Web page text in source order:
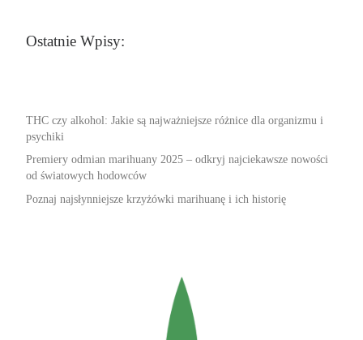
Ostatnie Wpisy:
THC czy alkohol: Jakie są najważniejsze różnice dla organizmu i
psychiki
Premiery odmian marihuany 2025 – odkryj najciekawsze nowości
od światowych hodowców
Poznaj najsłynniejsze krzyżówki marihuanę i ich historię